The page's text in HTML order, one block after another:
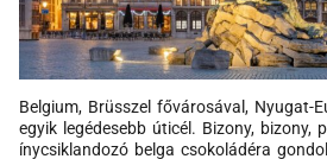
Belgium, Brüsszel fővárosával, Nyugat-
egyik legédesebb úticél. Bizony, bizony,
ínycsiklandozó belga csokoládéra